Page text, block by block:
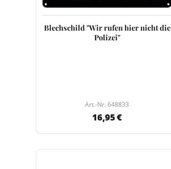
Blechschild "Wir rufen hier nicht die
Polizei"
Art.-Nr. 648833
16,95 €